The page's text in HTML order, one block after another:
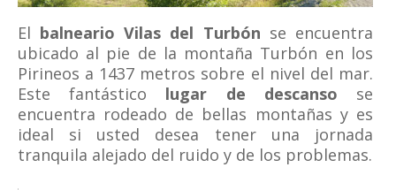
El balneario Vilas del Turbón se encuentra
ubicado al pie de la montaña Turbón en los
Pirineos a 1437 metros sobre el nivel del mar.
Este fantástico lugar de descanso se
encuentra rodeado de bellas montañas y es
ideal si usted desea tener una jornada
tranquila alejado del ruido y de los problemas.